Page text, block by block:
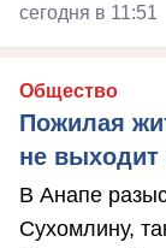
сегодня в 11:51
Общество
Пожилая
не выходит
В Анапе
Сухомлину,